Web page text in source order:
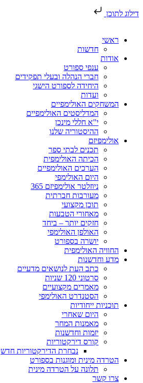
דילוג לתוכן
ראשי
חדשות
אודות
ענפי ספורט
חברי הנהלה ובעלי תפקידים
היחידה לספורט הישגי
ועדות
המשחקים האולימפיים
המדליסטים האולימפיים
י"א חללי מינכן
ההיסטוריה שלנו
אולימפיזם
תכנים לבתי ספר
הכיתה האולימפית
הערכים האולימפיים
היום האולימפי
ניוזלטר אולימפיזם 365
מעורבות חברתית
תוכן מקצועי
מאחורי הטבעות
חזקים יותר – ביחד
האולפן האולימפי
יושרה בספורט
החוויה האולימפית
מדע וחדשנות
כתב העת לנושאים מדעיים
סרטוני 120 שניות
מאמרים מקצועיים
הסטנדרט האולימפי
תוכניות ייחודיות
היום שאחרי
מאמנות המחר
יזמות וחדשנות
קורס דירקטוריות
נבחרת הדירקטוריות חדש
הטרדה מינית ומוגנות בספורט
תלונה על הטרדה מינית
צרו קשר